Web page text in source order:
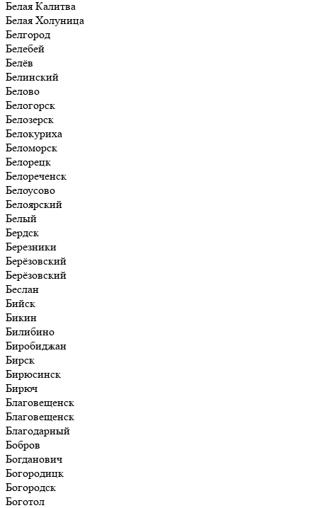
Белая Калитва
Белая Холуница
Белгород
Белебей
Белёв
Белинский
Белово
Белогорск
Белозерск
Белокуриха
Беломорск
Белорецк
Белореченск
Белоусово
Белоярский
Белый
Бердск
Березники
Берёзовский
Берёзовский
Беслан
Бийск
Бикин
Билибино
Биробиджан
Бирск
Бирюсинск
Бирюч
Благовещенск
Благовещенск
Благодарный
Бобров
Богданович
Богородицк
Богородск
Боготол